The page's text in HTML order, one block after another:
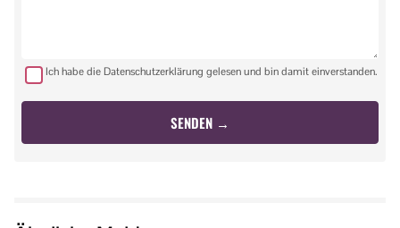
Ich habe die Datenschutzerklärung gelesen und bin damit einverstanden.